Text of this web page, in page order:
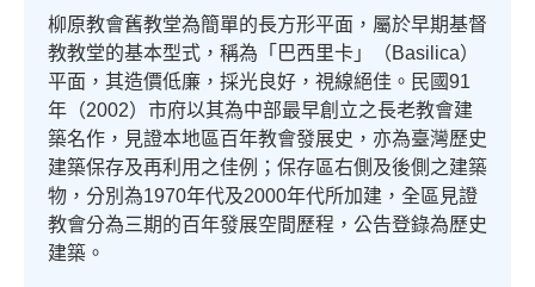
柳原教會舊教堂為簡單的長方形平面，屬於早期基督
教教堂的基本型式，稱為「巴西里卡」（Basilica）
平面，其造價低廉，採光良好，視線絕佳。民國91
年（2002）市府以其為中部最早創立之長老教會建
築名作，見證本地區百年教會發展史，亦為臺灣歷史
建築保存及再利用之佳例；保存區右側及後側之建築
物，分別為1970年代及2000年代所加建，全區見證
教會分為三期的百年發展空間歷程，公告登錄為歷史
建築。